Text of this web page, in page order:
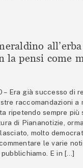
la pensi come
– Era già successo di
raccomandazioni a
ripetendo sempre più
di Piananotizie,
molto
le varie
E in […]